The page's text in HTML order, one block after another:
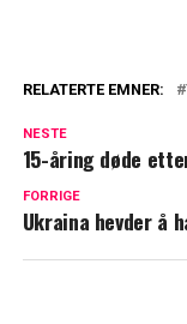
RELATERTE EMNER:
NESTE
15-åring døde
FORRIGE
Ukraina hevder å